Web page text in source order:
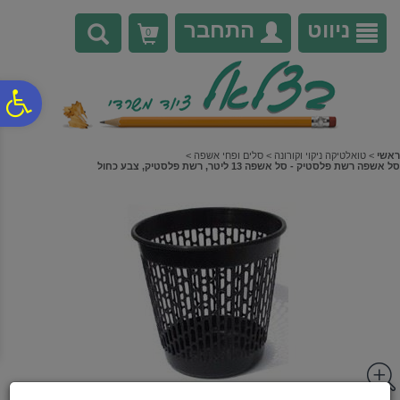
נגישות
אתר
המרכזי
ניווט התחבר 0
ראשי > טואלטיקה ניקוי וקורונה > סלים ופחי אשפה >
סל אשפה רשת פלסטיק - סל אשפה 13 ליטר, רשת פלסטיק, צבע כחול